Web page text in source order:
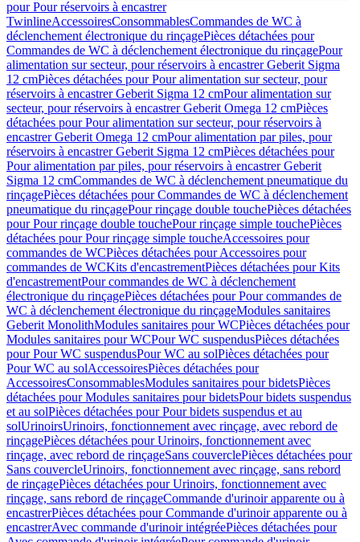
pour Pour réservoirs à encastrer
TwinlineAccessoiresConsommablesCommandes de WC à
déclenchement électronique du rinçagePièces détachées pour
Commandes de WC à déclenchement électronique du rinçagePour
alimentation sur secteur, pour réservoirs à encastrer Geberit Sigma
12 cmPièces détachées pour Pour alimentation sur secteur, pour
réservoirs à encastrer Geberit Sigma 12 cmPour alimentation sur
secteur, pour réservoirs à encastrer Geberit Omega 12 cmPièces
détachées pour Pour alimentation sur secteur, pour réservoirs à
encastrer Geberit Omega 12 cmPour alimentation par piles, pour
réservoirs à encastrer Geberit Sigma 12 cmPièces détachées pour
Pour alimentation par piles, pour réservoirs à encastrer Geberit
Sigma 12 cmCommandes de WC à déclenchement pneumatique du
rinçagePièces détachées pour Commandes de WC à déclenchement
pneumatique du rinçagePour rinçage double touchePièces détachées
pour Pour rinçage double touchePour rinçage simple touchePièces
détachées pour Pour rinçage simple toucheAccessoires pour
commandes de WCPièces détachées pour Accessoires pour
commandes de WCKits d'encastrementPièces détachées pour Kits
d'encastrementPour commandes de WC à déclenchement
électronique du rinçagePièces détachées pour Pour commandes de
WC à déclenchement électronique du rinçageModules sanitaires
Geberit MonolithModules sanitaires pour WCPièces détachées pour
Modules sanitaires pour WCPour WC suspendusPièces détachées
pour Pour WC suspendusPour WC au solPièces détachées pour
Pour WC au solAccessoiresPièces détachées pour
AccessoiresConsommablesModules sanitaires pour bidetsPièces
détachées pour Modules sanitaires pour bidetsPour bidets suspendus
et au solPièces détachées pour Pour bidets suspendus et au
solUrinoirsUrinoirs, fonctionnement avec rinçage, avec rebord de
rinçagePièces détachées pour Urinoirs, fonctionnement avec
rinçage, avec rebord de rinçageSans couverclePièces détachées pour
Sans couvercleUrinoirs, fonctionnement avec rinçage, sans rebord
de rinçagePièces détachées pour Urinoirs, fonctionnement avec
rinçage, sans rebord de rinçageCommande d'urinoir apparente ou à
encastrerPièces détachées pour Commande d'urinoir apparente ou à
encastrerAvec commande d'urinoir intégréePièces détachées pour